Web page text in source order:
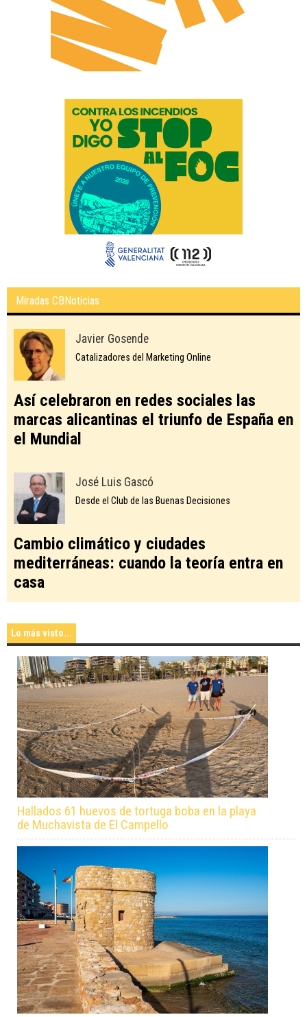
Miradas CBNoticias
Javier Gosende
Catalizadores del Marketing Online
Así celebraron en redes sociales las
marcas alicantinas el triunfo de España en
el Mundial
José Luis Gascó
Desde el Club de las Buenas Decisiones
Cambio climático y ciudades
mediterráneas: cuando la teoría entra en
casa
Lo más visto...
Hallados 61 huevos de tortuga boba en la playa
de Muchavista de El Campello